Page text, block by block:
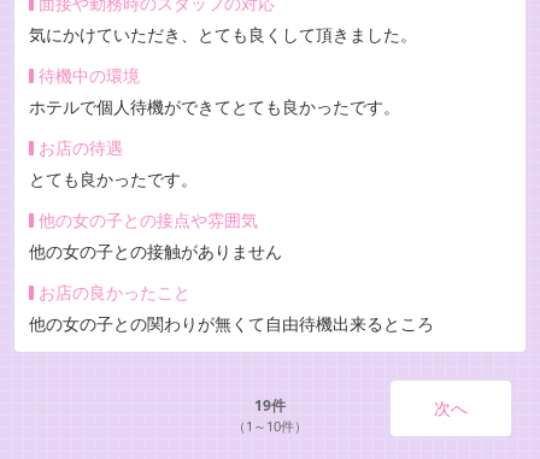
気にかけていただき、とても良くして頂きました。
待機中の環境
ホテルで個人待機ができてとても良かったです。
お店の待遇
とても良かったです。
他の女の子との接点や雰囲気
他の女の子との接触がありません
お店の良かったこと
他の女の子との関わりが無くて自由待機出来るところ
次へ
19件
（1～10件）